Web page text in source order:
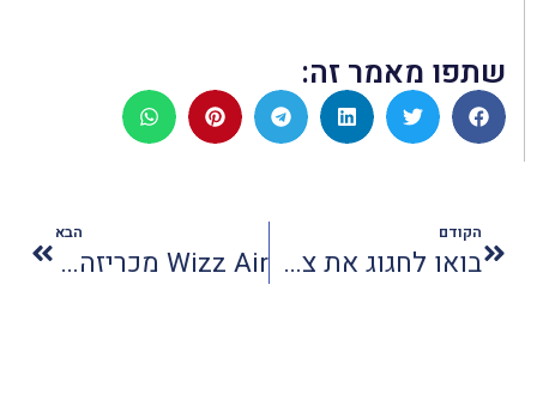
שתפו מאמר זה:
הקודם
בואו לחגוג את צלילי הנבל
הבא
Wizz Air מכריזה על טיסות ארוכות